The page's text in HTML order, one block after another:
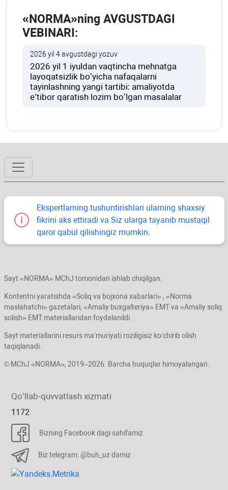
«NORMA»ning AVGUSTDAGI
VEBINARI:
2026 yil 4 avgustdagi yozuv
2026 yil 1 iyuldan vaqtincha mehnatga
layoqatsizlik boʻyicha nafaqalarni
tayinlashning yangi tartibi: amaliyotda
e’tibor qaratish lozim boʻlgan masalalar
Ekspertlarning tushuntirishlari ularning shaхsiy
fikrini aks ettiradi va Siz ularga tayanib mustaqil
qaror qabul qilishingiz mumkin.
Sayt «NORMA» MChJ tomonidan ishlab chiqilgan.
Kontentni yaratishda «Soliq va bojхona хabarlari» , «Norma
maslahatchi» gazetalari, «Amaliy buхgalteriya» EMT va «Amaliy soliq
solish» EMT materiallaridan foydalanildi.
Sayt materiallarini resurs ma’muriyati roziligisiz koʻchirib olish
taqiqlanadi.
© MChJ «NORMA», 2019–2026. Barcha huquqlar himoyalangan.
Qoʻllab-quvvatlash хizmati
1172
Bizning Facebook dagi sahifamiz
Biz telegram: @buh_uz damiz